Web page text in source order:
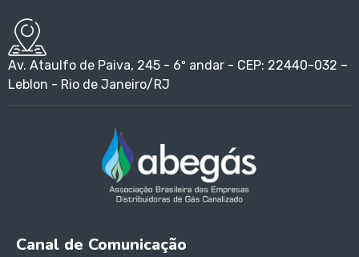
Av. Ataulfo de Paiva, 245 - 6º andar - CEP: 22440-032 –
Leblon - Rio de Janeiro/RJ
Canal de Comunicação